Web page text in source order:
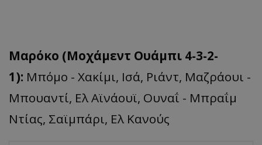
Μαρόκο (Μοχάμεντ Ουάμπι 4-3-2-
1): Μπόμο - Χακίμι, Ισά, Ριάντ, Μαζράουι -
Μπουαντί, Ελ Αϊνάουϊ, Ουναΐ - Μπραΐμ
Ντίας, Σαϊμπάρι, Ελ Κανούς